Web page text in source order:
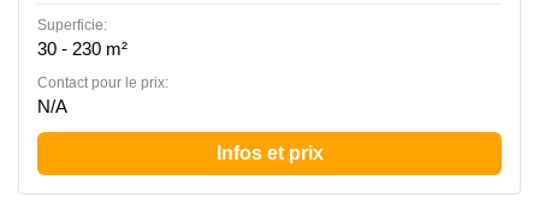
Superficie:
30 - 230 m²
Contact pour le prix:
N/A
Infos et prix